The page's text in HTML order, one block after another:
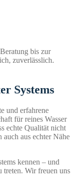
bis zur
zuverlässlich.
Systems
und erfahrene
für reines Wasser
echte Qualität nicht
aus echter Nähe
kennen – und
Wir freuen uns